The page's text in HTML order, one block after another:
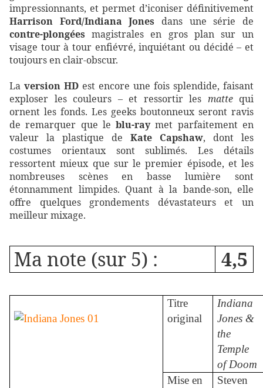
impressionnants, et permet d’iconiser définitivement
Harrison Ford/Indiana Jones dans une série de
contre-plongées magistrales en gros plan sur un
visage tour à tour enfiévré, inquiétant ou décidé – et
toujours en clair-obscur.
La version HD est encore une fois splendide, faisant
exploser les couleurs – et ressortir les mattequi
ornent les fonds. Les geeks boutonneux seront ravis
de remarquer que leblu-raymet parfaitement en
valeur la plastique de Kate Capshaw, dont les
costumes orientaux sont sublimés. Les détails
ressortent mieux que sur le premier épisode, et les
nombreuses scènes en basse lumière sont
étonnamment limpides. Quant à la bande-son, elle
offre quelques grondements dévastateurs et un
meilleur mixage.
Ma note (sur 5) : 4,5
Titre
original
Indiana
Jones &
the
Temple
of Doom
Mise en
Steven